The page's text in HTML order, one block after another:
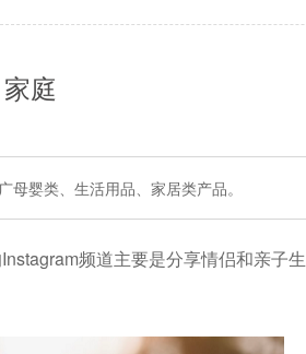
庭
婴类、生活用品、家居类产品。
频道主要是分享情侣和亲子生